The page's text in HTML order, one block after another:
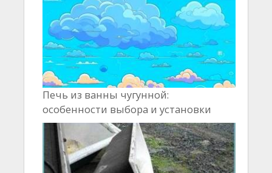
Печь из ванны чугунной:
особенности выбора и установки